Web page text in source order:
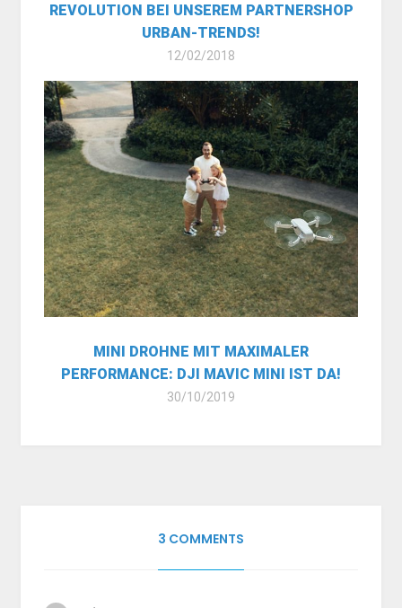
REVOLUTION BEI UNSEREM PARTNERSHOP
URBAN-TRENDS!
12/02/2018
MINI DROHNE MIT MAXIMALER
PERFORMANCE: DJI MAVIC MINI IST DA!
30/10/2019
3 COMMENTS